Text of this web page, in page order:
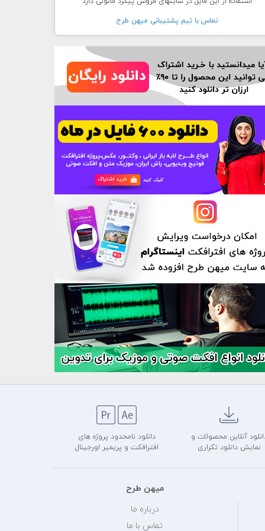
تماس با تيم پشتيبانی ميهن طرح
آنلاین محصولات و
نمایش دانلود تکراری
دانلود نامحدود پروژه های
افترافکت و پریمیر اورجینال
میهن طرح
درباره ما
تماس با ما